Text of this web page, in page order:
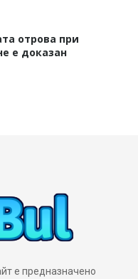
отрова при
е доказан
е предназначено